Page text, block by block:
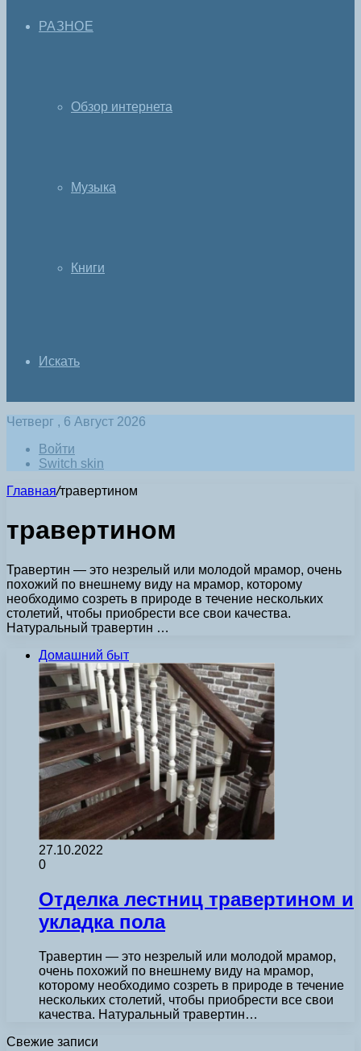
РАЗНОЕ
Обзор интернета
Музыка
Книги
Искать
Четверг , 6 Август 2026
Войти
Switch skin
Главная/травертином
травертином
Травертин — это незрелый или молодой мрамор, очень
похожий по внешнему виду на мрамор, которому
необходимо созреть в природе в течение нескольких
столетий, чтобы приобрести все свои качества.
Натуральный травертин …
Домашний быт
27.10.2022
0
Отделка лестниц травертином и
укладка пола
Травертин — это незрелый или молодой мрамор,
очень похожий по внешнему виду на мрамор,
которому необходимо созреть в природе в течение
нескольких столетий, чтобы приобрести все свои
качества. Натуральный травертин…
Свежие записи